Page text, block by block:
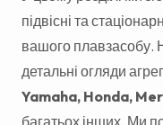
підвісні та
вашого плавзасобу.
детальні огляди
Yamaha, Honda,
багатьох інших. Ми